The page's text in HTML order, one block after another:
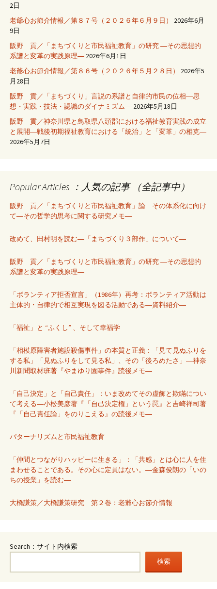
2日
老爺心お節介情報／第８７号（２０２６年６月９日）
2026年6月
9日
阪野 貢／「まちづくりと市民福祉教育」の研究 ―その思想的
系譜と変革の実践原理― 2026年6月1日
老爺心お節介情報／第８６号（２０２６年５月２８日）
2026年5
月28日
阪野 貢／「まちづくり」言説の系譜と自律的市民の位相―思
想・実践・技法・認識のダイナミズム― 2026年5月18日
阪野 貢／神奈川県と鳥取県八頭郡における福祉教育実践の成立
と展開―戦後初期福祉教育における「統治」と「変革」の相克―
2026年5月7日
Popular Articles ：人気の記事 （全記事中）
阪野 貢／「まちづくりと市民福祉教育」論 その体系化に向け
て―その哲学的思考に関する研究メモ―
改めて、田村明を読む―「まちづくり３部作」について―
阪野 貢／「まちづくりと市民福祉教育」の研究 ―その思想的
系譜と変革の実践原理―
「ボランティア拒否宣言」（1986年）再考：ボランティア活動は
主体的・自律的で相互実現を図る活動である―資料紹介―
「福祉」と “ふくし” 、そして幸福学
「相模原障害者施設殺傷事件」の本質と正義：「見て見ぬふりを
する私」「見ぬふりをして見る私」、その「後ろめたさ」―神奈
川新聞取材班著『やまゆり園事件』読後メモ―
「自己決定」と「自己責任」：いま改めてその虚飾と欺瞞につい
て考える―小松美彦著『「自己決定権」という罠』と吉崎祥司著
『「自己責任論」をのりこえる』の読後メモ―
パターナリズムと市民福祉教育
「仲間とつながりハッピーに生きる」：「共感」とは心に人を住
まわせることである。その心に定員はない。―金森俊朗の「いの
ちの授業」を読む―
大橋謙策／大橋謙策研究 第２巻：老爺心お節介情報
Search：サイト内検索
検索